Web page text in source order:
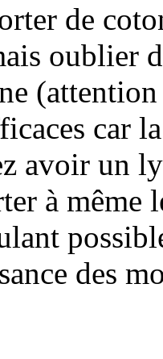
de
oublier
car
avoir un
à même
des